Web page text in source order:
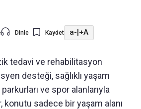
Dinle Kaydet a-|+A
tedavi ve rehabilitasyon
desteği, sağlıklı yaşam
ve spor alanlarıyla
konutu sadece bir yaşam alanı